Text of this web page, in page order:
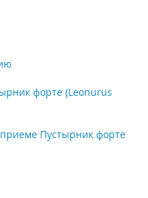
форте (Leonurus
Пустырник форте